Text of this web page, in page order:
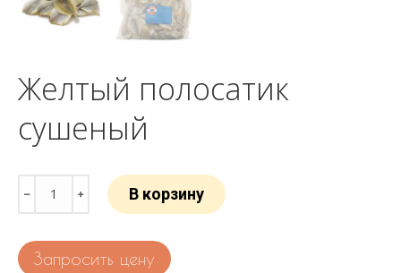
Желтый полосатик
сушеный
Количество
товара
Желтый
полосатик
В корзину
Запросить цену